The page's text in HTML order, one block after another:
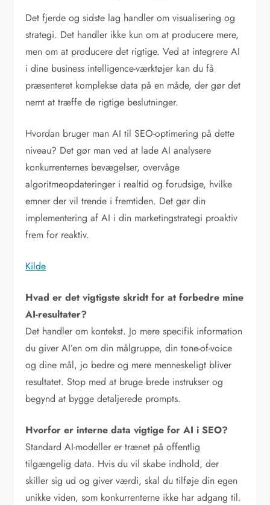
Det fjerde og sidste lag handler om visualisering og
strategi. Det handler ikke kun om at producere mere,
men om at producere det rigtige. Ved at integrere AI
i dine business intelligence-værktøjer kan du få
præsenteret komplekse data på en måde, der gør det
nemt at træffe de rigtige beslutninger.
Hvordan bruger man AI til SEO-optimering på dette
niveau? Det gør man ved at lade AI analysere
konkurrenternes bevægelser, overvåge
algoritmeopdateringer i realtid og forudsige, hvilke
emner der vil trende i fremtiden. Det gør din
implementering af AI i din marketingstrategi proaktiv
frem for reaktiv.
Kilde
Hvad er det vigtigste skridt for at forbedre mine
AI-resultater?
Det handler om kontekst. Jo mere specifik information
du giver AI’en om din målgruppe, din tone-of-voice
og dine mål, jo bedre og mere menneskeligt bliver
resultatet. Stop med at bruge brede instrukser og
begynd at bygge detaljerede prompts.
Hvorfor er interne data vigtige for AI i SEO?
Standard AI-modeller er trænet på offentlig
tilgængelig data. Hvis du vil skabe indhold, der
skiller sig ud og giver værdi, skal du tilføje din egen
unikke viden, som konkurrenterne ikke har adgang til.